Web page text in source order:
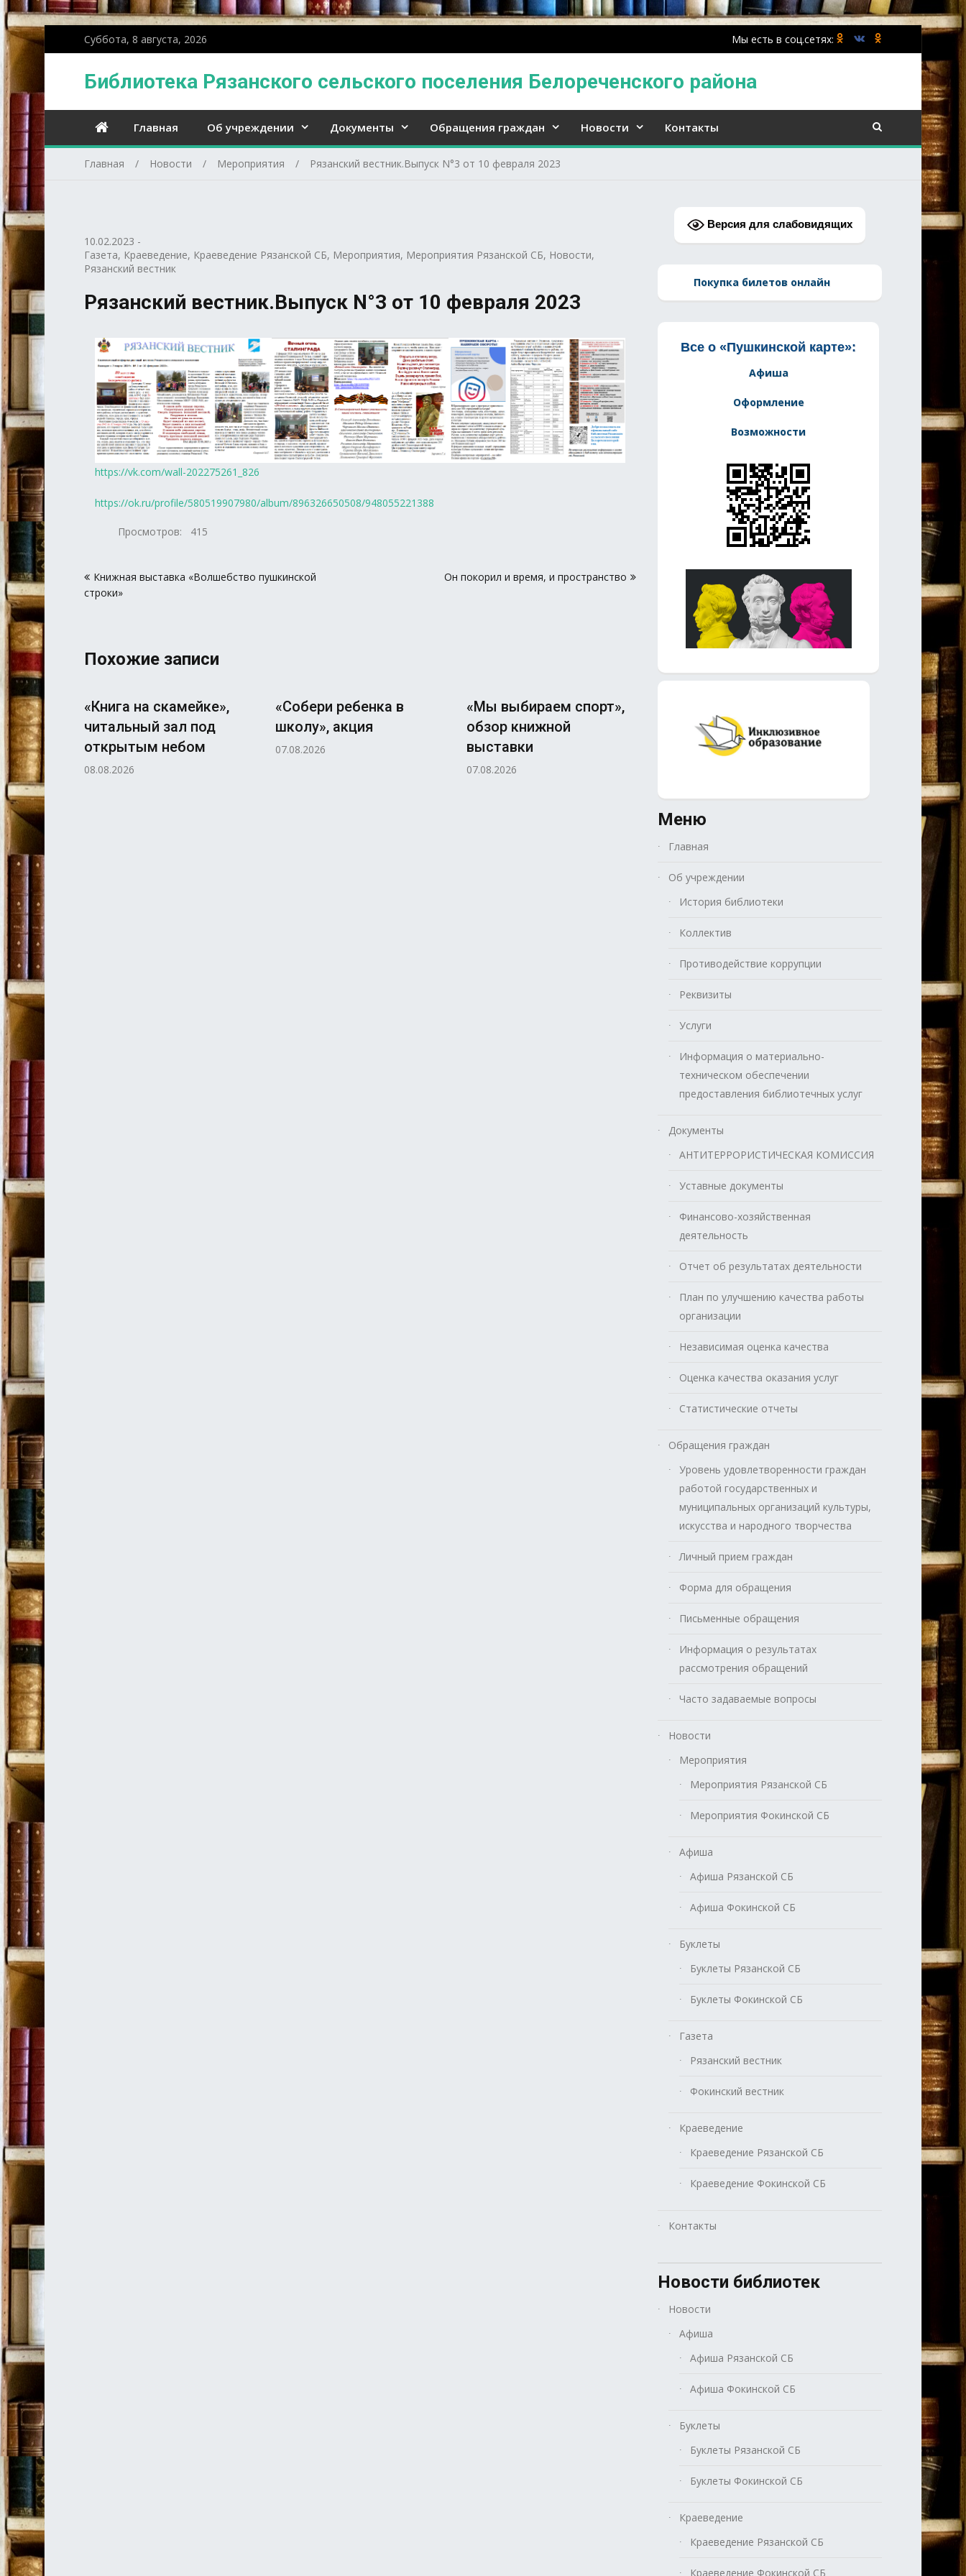
Суббота, 8 августа, 2026
Библиотека Рязанского сельского поселения Белореченского района
Главная Об учреждении Документы Обращения граждан Новости Контакты
Главная Новости Мероприятия Рязанский вестник.Выпуск N°3 от 10 февраля 2023
10.02.2023 -
Газета, Краеведение, Краеведение Рязанской СБ, Мероприятия, Мероприятия Рязанской СБ, Новости,
Рязанский вестник
Рязанский вестник.Выпуск N°3 от 10 февраля 2023
https://vk.com/wall-202275261_826
https://ok.ru/profile/580519907980/album/896326650508/948055221388
Просмотров: 415
поКнижная выставка «Волшебство пушкинской
строки»
Он покорил и время, и пространство
Похожие записи
«Книга на скамейке»,
читальный зал под
открытым небом
08.08.2026
«Собери ребенка в
школу», акция
07.08.2026
«Мы выбираем спорт»,
обзор книжной
выставки
07.08.2026
Версия для слабовидящих
Покупка билетов онлайн
Все о «Пушкинской карте»:
Афиша
Оформление
Возможности
Меню
Главная
Об учреждении
История библиотеки
Коллектив
Противодействие коррупции
Реквизиты
Услуги
Информация о материально-
техническом обеспечении
предоставления библиотечных услуг
Документы
АНТИТЕРРОРИСТИЧЕСКАЯ КОМИССИЯ
Уставные документы
Финансово-хозяйственная
деятельность
Отчет об результатах деятельности
План по улучшению качества работы
организации
Независимая оценка качества
Оценка качества оказания услуг
Статистические отчеты
Обращения граждан
Уровень удовлетворенности граждан
работой государственных и
муниципальных организаций культуры,
искусства и народного творчества
Личный прием граждан
Форма для обращения
Письменные обращения
Информация о результатах
рассмотрения обращений
Часто задаваемые вопросы
Новости
Мероприятия
Мероприятия Рязанской СБ
Мероприятия Фокинской СБ
Афиша
Афиша Рязанской СБ
Афиша Фокинской СБ
Буклеты
Буклеты Рязанской СБ
Буклеты Фокинской СБ
Газета
Рязанский вестник
Фокинский вестник
Краеведение
Краеведение Рязанской СБ
Краеведение Фокинской СБ
Контакты
Новости библиотек
Новости
Афиша
Афиша Рязанской СБ
Афиша Фокинской СБ
Буклеты
Буклеты Рязанской СБ
Буклеты Фокинской СБ
Краеведение
Краеведение Рязанской СБ
Краеведение Фокинской СБ